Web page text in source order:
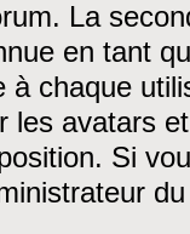
La
en tant
à chaque
les avatars
Si